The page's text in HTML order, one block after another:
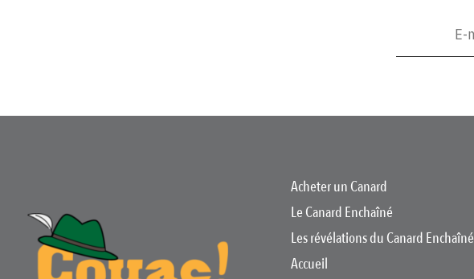
Acheter un Canard
Le Canard Enchaîné
Les révélations du Canard Enchaîné
Accueil